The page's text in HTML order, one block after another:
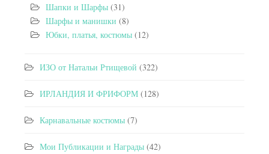
Шапки и Шарфы (31)
Шарфы и манишки (8)
Юбки, платья, костюмы (12)
ИЗО от Натальи Ртищевой (322)
ИРЛАНДИЯ И ФРИФОРМ (128)
Карнавальные костюмы (7)
Мои Публикации и Награды (42)